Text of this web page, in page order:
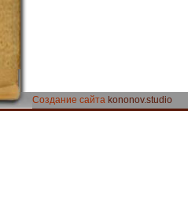
Создание сайта kononov.studio